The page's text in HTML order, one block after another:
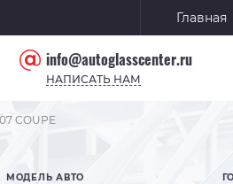
Главная
info@autoglasscenter.ru
НАПИСАТЬ НАМ
COUPE
МОДЕЛЬ АВТО